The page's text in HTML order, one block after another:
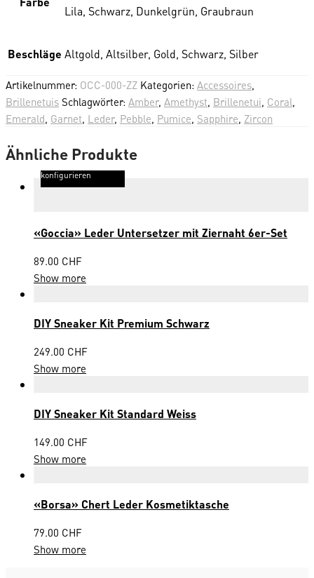
Lila, Schwarz, Dunkelgrün, Graubraun
Beschläge Altgold, Altsilber, Gold, Schwarz, Silber
Artikelnummer: OCC-000-ZZ Kategorien:Accessoires,
BrillenetuisSchlagwörter:Amber, Amethyst, Brillenetui, Coral,
Emerald, Garnet, Leder, Pebble, Pumice, Sapphire, Zircon
Ähnliche Produkte
konfigurieren
«Goccia» Leder Untersetzer mit Ziernaht 6er-Set
89.00 CHF
Show more
DIY Sneaker Kit Premium Schwarz
249.00 CHF
Show more
DIY Sneaker Kit Standard Weiss
149.00 CHF
Show more
«Borsa» Chert Leder Kosmetiktasche
79.00 CHF
Show more